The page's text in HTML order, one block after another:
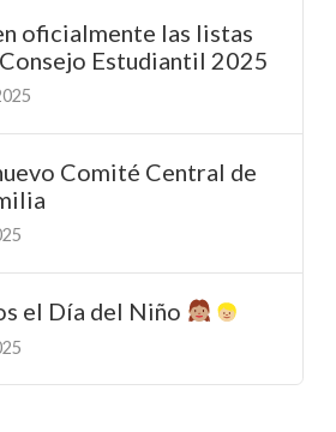
oficialmente las listas
Estudiantil 2025
Comité Central de
el Día del Niño